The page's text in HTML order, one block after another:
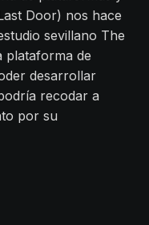
Door) nos hace
sevillano The
plataforma de
desarrollar
recodar a
por su